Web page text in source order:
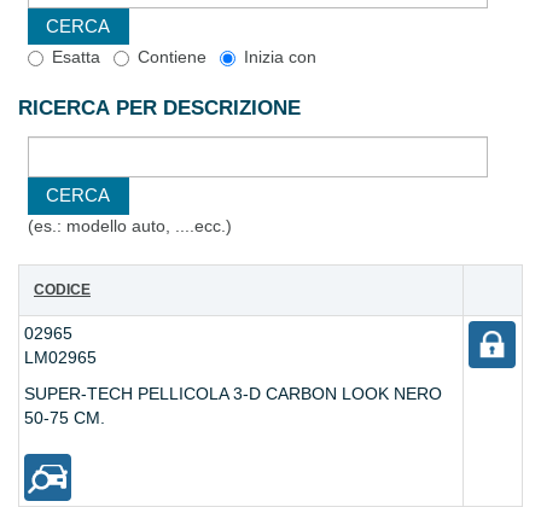
Esatta Contiene Inizia con
RICERCA PER DESCRIZIONE
(es.: modello auto, ....ecc.)
CODICE
02965
LM02965
SUPER-TECH PELLICOLA 3-D CARBON LOOK NERO
50-75 CM.